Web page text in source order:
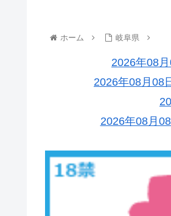
ホーム 岐阜県
2026年08
2026年08月08
2026年08月